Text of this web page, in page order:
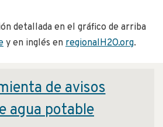
detallada en el gráfico de arriba
y en inglés en regionalH2O.org.
de avisos
agua potable